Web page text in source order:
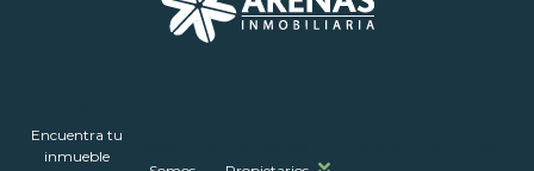
Encuentra tu
inmueble